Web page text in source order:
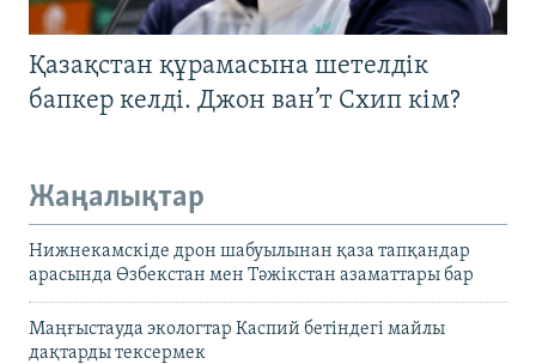
Қазақстан құрамасына шетелдік
бапкер келді. Джон ван’т Схип кім?
Жаңалықтар
Нижнекамскіде дрон шабуылынан қаза тапқандар
арасында Өзбекстан мен Тәжікстан азаматтары бар
Маңғыстауда экологтар Каспий бетіндегі майлы
дақтарды тексермек